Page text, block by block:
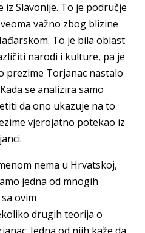
Slavonije. To je područje
važno zbog blizine
To je bila oblast
narodi i kulture, pa je
prezime Torjanac nastalo
se analizira samo
da ono ukazuje na to
vjerojatno potekao iz
nema u Hrvatskoj,
jedna od mnogih
ovim
drugih teorija o